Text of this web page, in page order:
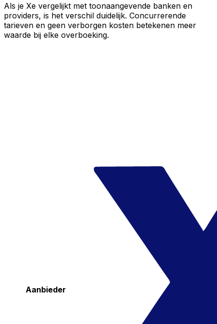
Als je Xe vergelijkt met toonaangevende banken en
providers, is het verschil duidelijk. Concurrerende
tarieven en geen verborgen kosten betekenen meer
waarde bij elke overboeking.
Aanbieder